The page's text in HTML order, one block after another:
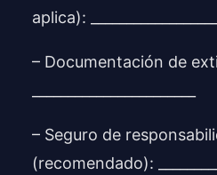
aplica):
– Documentación de
– Seguro de
(recomendado):